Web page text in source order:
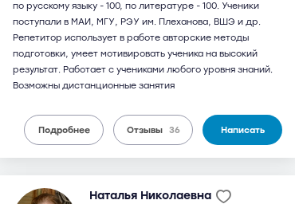
по русскому языку - 100, по литературе - 100. Ученики
поступали в МАИ, МГУ, РЭУ им. Плеханова, ВШЭ и др.
Репетитор использует в работе авторские методы
подготовки, умеет мотивировать ученика на высокий
результат. Работает с учениками любого уровня знаний.
Возможны дистанционные занятия
Подробнее Отзывы 36 Написать
Наталья Николаевна